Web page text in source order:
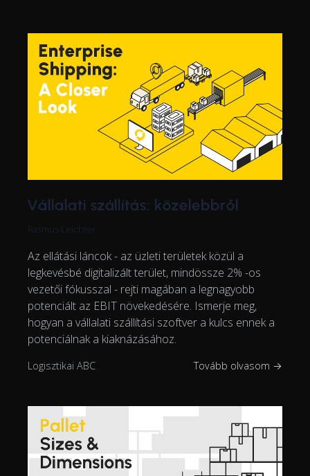
Vállalati szállítás: közelebbről
Rasmus Leichter
Az ellátási láncok - az üzleti területek közül a
legkevésbé digitalizált terület, mindössze 2% -os
vezetői fókusszal - rejti magában a legnagyobb
potenciált az EBIT növekedésére. Ismerje meg,
hogyan a vállalati szállítási szoftver a kulcs ennek a
potenciálnak a kiaknázásához.
Logisztikai ABC Tovább olvasom →